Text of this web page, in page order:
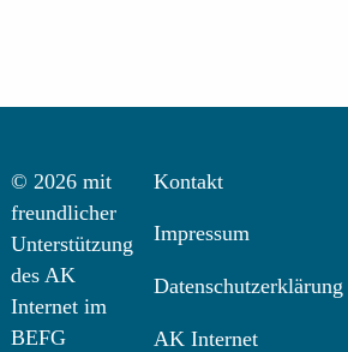
© 2026 mit
freundlicher
Unterstützung
des AK
Internet im
BEFG
Kontakt
Impressum
Datenschutzerklärung
AK Internet